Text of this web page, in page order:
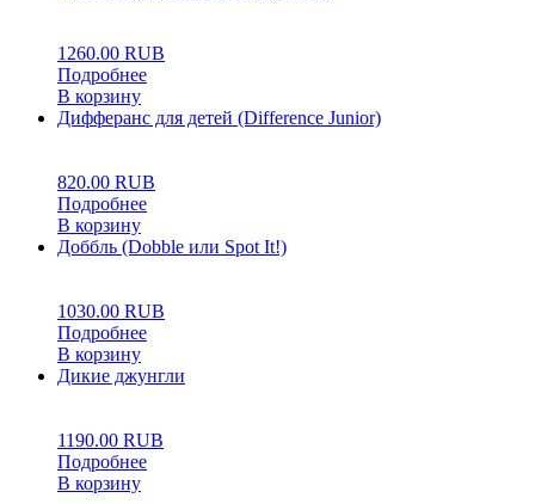
1260.00 RUB
Подробнее
В корзину
Дифферанс для детей (Difference Junior)
820.00 RUB
Подробнее
В корзину
Доббль (Dobble или Spot It!)
1030.00 RUB
Подробнее
В корзину
Дикие джунгли
1190.00 RUB
Подробнее
В корзину